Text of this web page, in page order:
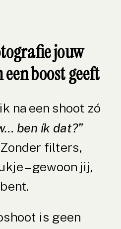
jouw
boost geeft
na een shoot zó
ben ík dat?”
Zonder filters,
– gewoon jij,
is geen